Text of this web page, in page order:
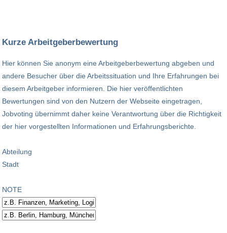
Kurze Arbeitgeberbewertung
Hier können Sie anonym eine Arbeitgeberbewertung abgeben und
andere Besucher über die Arbeitssituation und Ihre Erfahrungen bei
diesem Arbeitgeber informieren. Die hier veröffentlichten
Bewertungen sind von den Nutzern der Webseite eingetragen,
Jobvoting übernimmt daher keine Verantwortung über die Richtigkeit
der hier vorgestellten Informationen und Erfahrungsberichte.
Abteilung
Stadt
NOTE